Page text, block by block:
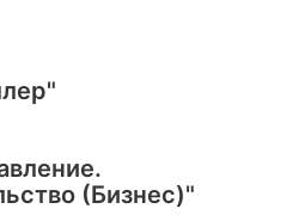
(Бизнес)"